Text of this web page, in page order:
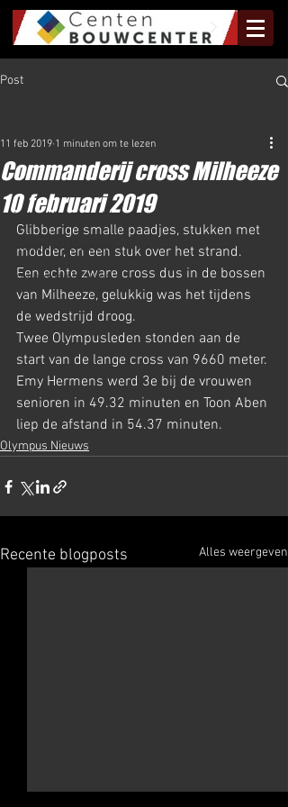
Post
Olympus Nieuws
Halve Marathon Nieuws
Rundje Mill Nieuws
Kuilenloop Nieuws
Commanderij cross Milheeze
10 februari 2019
11 feb 2019 1 minuten om te lezen
Glibberige smalle paadjes, stukken met
modder, en een stuk over het strand.
Een echte zware cross dus in de bossen
van Milheeze, gelukkig was het tijdens
de wedstrijd droog.
Twee Olympusleden stonden aan de
start van de lange cross van 9660 meter.
Emy Hermens werd 3e bij de vrouwen
senioren in 49.32 minuten en Toon Aben
liep de afstand in 54.37 minuten.
Olympus Nieuws
Recente blogposts Alles weergeven